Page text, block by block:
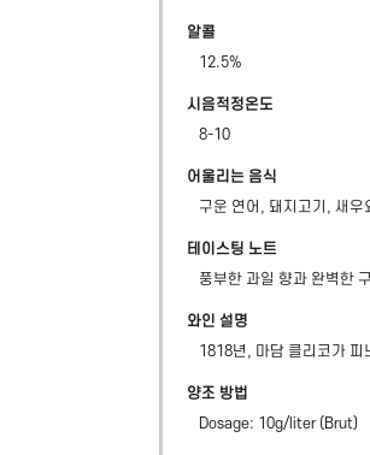
알콜
12.5%
시음적정온도
8-10
어울리는 음식
구운 연어, 돼지고기, 새우
테이스팅 노트
풍부한 과일 향과 완벽한
와인 설명
1818년, 마담 클리코가 피
양조 방법
Dosage: 10g/liter (Brut)